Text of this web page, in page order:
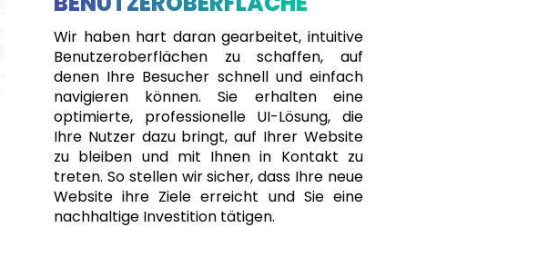
Wir haben hart daran gearbeitet, intuitive
Benutzeroberflächen zu schaffen, auf
denen Ihre Besucher schnell und einfach
navigieren können. Sie erhalten eine
optimierte, professionelle UI-Lösung, die
Ihre Nutzer dazu bringt, auf Ihrer Website
zu bleiben und mit Ihnen in Kontakt zu
treten. So stellen wir sicher, dass Ihre neue
Website ihre Ziele erreicht und Sie eine
nachhaltige Investition tätigen.